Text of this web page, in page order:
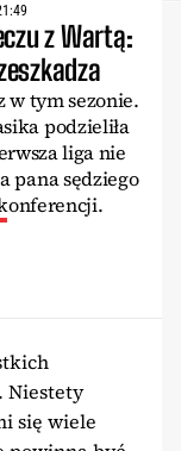
z Wartą:
w tym sezonie.
podzieliła
liga nie
pana sędziego
Niestety
się wiele